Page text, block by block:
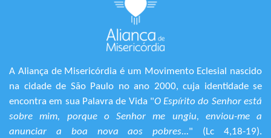
A Aliança de Misericórdia é um Movimento Eclesial nascido
na cidade de São Paulo no ano 2000, cuja identidade se
encontra em sua Palavra de Vida "O Espírito do Senhor está
sobre mim, porque o Senhor me ungiu, enviou-me a
anunciar a boa nova aos pobres..." (Lc 4,18-19).